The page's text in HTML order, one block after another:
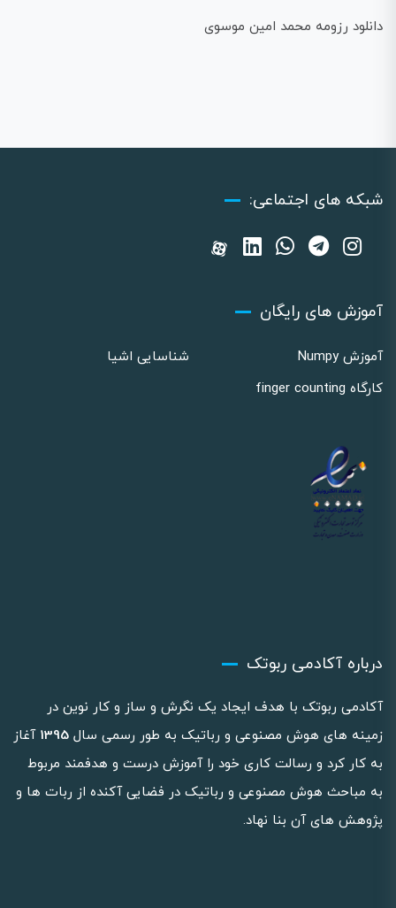
دانلود رزومه محمد امین موسوی
شبکه های اجتماعی:
آموزش های رایگان
آموزش Numpy
شناسایی اشیا
کارگاه finger counting
درباره آکادمی ربوتک
آکادمی ربوتک با هدف ایجاد یک نگرش و ساز و کار نوین در
زمینه های هوش مصنوعی و رباتیک به طور رسمی سال 1395 آغاز
به کار کرد و رسالت کاری خود را آموزش درست و هدفمند مربوط
به مباحث هوش مصنوعی و رباتیک در فضایی آکنده از ربات ها و
پژوهش های آن بنا نهاد.